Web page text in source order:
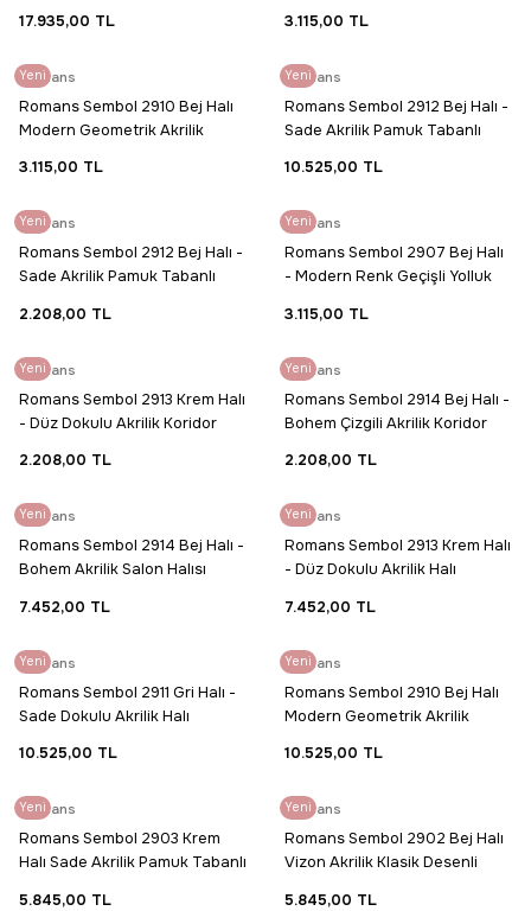
17.935,00 TL
3.115,00 TL
Yeni
Romans
Romans Sembol 2910 Bej Halı
Modern Geometrik Akrilik
3.115,00 TL
Yeni
Romans
Romans Sembol 2912 Bej Halı -
Sade Akrilik Pamuk Tabanlı
10.525,00 TL
Yeni
Romans
Romans Sembol 2912 Bej Halı -
Sade Akrilik Pamuk Tabanlı
2.208,00 TL
Yeni
Romans
Romans Sembol 2907 Bej Halı
- Modern Renk Geçişli Yolluk
3.115,00 TL
Yeni
Romans
Romans Sembol 2913 Krem Halı
- Düz Dokulu Akrilik Koridor
2.208,00 TL
Yeni
Romans
Romans Sembol 2914 Bej Halı -
Bohem Çizgili Akrilik Koridor
2.208,00 TL
Yeni
Romans
Romans Sembol 2914 Bej Halı -
Bohem Akrilik Salon Halısı
7.452,00 TL
Yeni
Romans
Romans Sembol 2913 Krem Halı
- Düz Dokulu Akrilik Halı
7.452,00 TL
Yeni
Romans
Romans Sembol 2911 Gri Halı -
Sade Dokulu Akrilik Halı
10.525,00 TL
Yeni
Romans
Romans Sembol 2910 Bej Halı
Modern Geometrik Akrilik
10.525,00 TL
Yeni
Romans
Romans Sembol 2903 Krem
Halı Sade Akrilik Pamuk Tabanlı
5.845,00 TL
Yeni
Romans
Romans Sembol 2902 Bej Halı
Vizon Akrilik Klasik Desenli
5.845,00 TL